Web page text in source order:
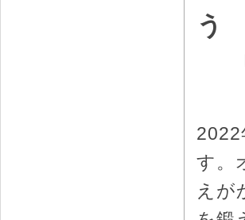
う
す。
えが